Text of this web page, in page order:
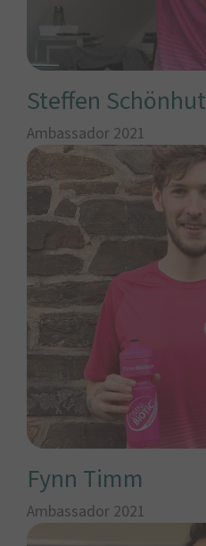
Steffen Schönhut
Ambassador 2021
Fynn Timm
Ambassador 2021